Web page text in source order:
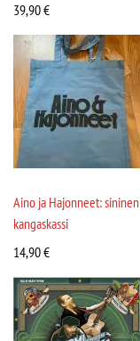
39,90€
Aino ja Hajonneet: sininen
kangaskassi
14,90€